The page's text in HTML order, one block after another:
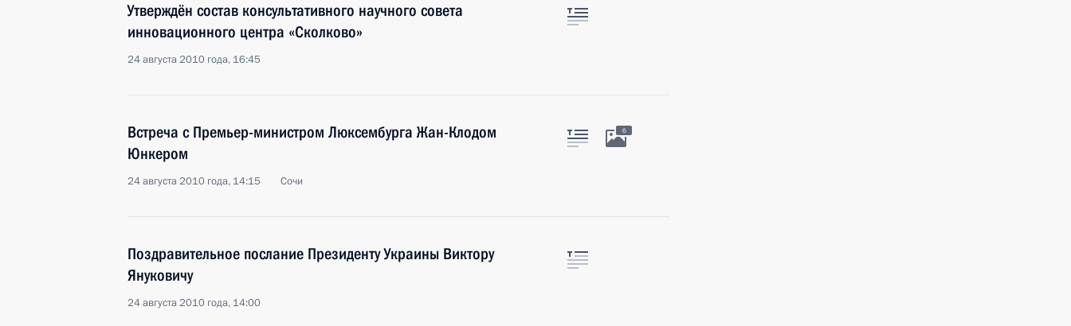
Утверждён состав консультативного научного совета
инновационного центра «Сколково»
24 августа 2010 года, 16:45
Встреча с Премьер-министром Люксембурга Жан-Клодом
Юнкером
24 августа 2010 года, 14:15 Сочи
6
Поздравительное послание Президенту Украины Виктору
Януковичу
24 августа 2010 года, 14:00